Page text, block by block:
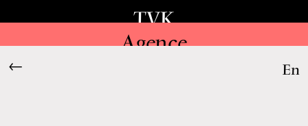
En
TVK
Agence
←